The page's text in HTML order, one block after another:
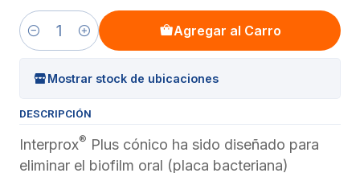
Cantidad
Agregar al Carro
Mostrar stock de ubicaciones
DESCRIPCIÓN
Interprox® Plus cónico ha sido diseñado para
eliminar el biofilm oral (placa bacteriana)